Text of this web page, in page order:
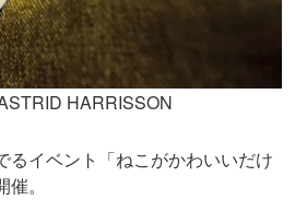
HARRISSON
るイベント「ねこがかわいいだけ
。